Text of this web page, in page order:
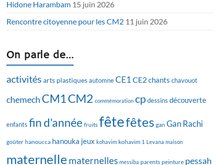
Hidone Harambam 15 juin 2026
Rencontre citoyenne pour les CM2 11 juin 2026
On parle de…
activités arts plastiques automne CE1 CE2chants chavouot
chemech CM1CM2 commémoration cp dessins découverte
enfants fin d'année fruits fêtefêtes gan Gan Rachi
goûter hanoucca hanouka jeux kohavim kohavim 1 Levana maison
maternelle maternelles messiba parents peinture pessah